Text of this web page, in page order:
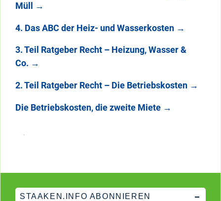
Müll
→
4. Das ABC der Heiz- und Wasserkosten →
3. Teil Ratgeber Recht – Heizung, Wasser &
Co. →
2. Teil Ratgeber Recht – Die Betriebskosten →
Die Betriebskosten, die zweite Miete →
STAAKEN.INFO ABONNIEREN